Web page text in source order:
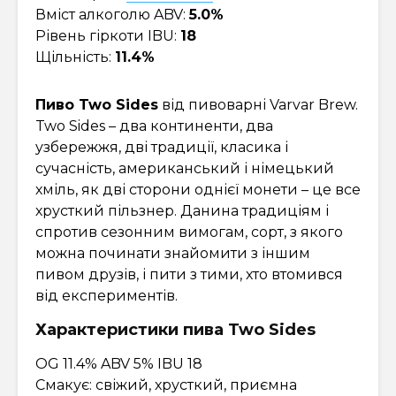
Вміст алкоголю ABV:5.0%
Рівень гіркоти IBU: 18
Щільність: 11.4%
Пиво Two Sides від пивоварні Varvar Brew.
Two Sides – два континенти, два
узбережжя, дві традиції, класика і
сучасність, американський і німецький
хміль, як дві сторони однієї монети – це все
хрусткий пільзнер. Данина традиціям і
спротив сезонним вимогам, сорт, з якого
можна починати знайомити з іншим
пивом друзів, і пити з тими, хто втомився
від експериментів.
Характеристики пива Two Sides
OG 11.4% ABV 5% IBU 18
Смакує: свіжий, хрусткий, приємна